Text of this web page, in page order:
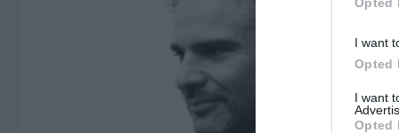
I want
Opted
I want
Opted